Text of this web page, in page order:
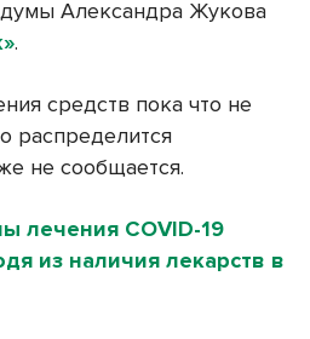
Александра Жукова
.
средств пока что не
распределится
не сообщается.
лечения COVID-19
из наличия лекарств в